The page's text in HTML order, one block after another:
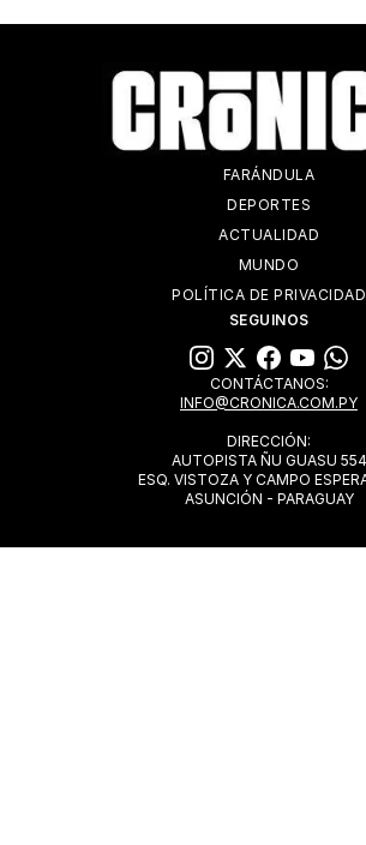
FARÁNDULA
DEPORTES
ACTUALIDAD
MUNDO
POLÍTICA DE PRIVACIDAD
SEGUINOS
CONTÁCTANOS:
INFO@CRONICA.COM.PY
DIRECCIÓN:
AUTOPISTA ÑU GUASU 554
ESQ. VISTOZA Y CAMPO
ASUNCIÓN - PARAGUAY